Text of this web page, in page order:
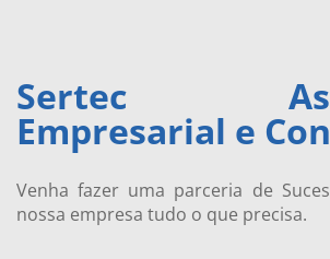
Sertec
Empresarial e
Venha fazer uma parceria de
nossa empresa tudo o que precisa.